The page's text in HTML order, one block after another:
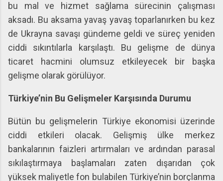
bu mal ve hizmet sağlama sürecinin çalışması
aksadı. Bu aksama yavaş yavaş toparlanırken bu kez
de Ukrayna savaşı gündeme geldi ve süreç yeniden
ciddi sıkıntılarla karşılaştı. Bu gelişme de dünya
ticaret hacmini olumsuz etkileyecek bir başka
gelişme olarak görülüyor.
Türkiye’nin Bu Gelişmeler Karşısında Durumu
Bütün bu gelişmelerin Türkiye ekonomisi üzerinde
ciddi etkileri olacak. Gelişmiş ülke merkez
bankalarının faizleri artırmaları ve ardından parasal
sıkılaştırmaya başlamaları zaten dışarıdan çok
yüksek maliyetle fon bulabilen Türkiye’nin borçlanma